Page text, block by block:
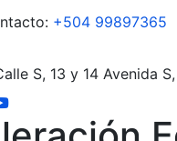
+504 99897365
S, 13 y 14 Avenida